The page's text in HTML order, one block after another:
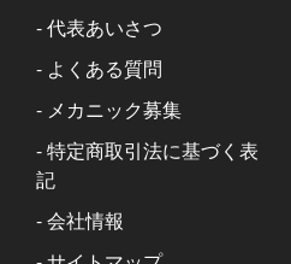
-代表あいさつ
- よくある質問
- メカニック募集
-特定商取引法に基づく表
記
-会社情報